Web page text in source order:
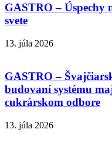
GASTRO – Úspechy
svete
13. júla 2026
GASTRO –
budovaní systému
cukrárskom odbore
13. júla 2026